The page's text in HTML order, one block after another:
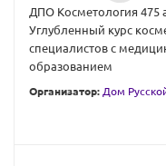
ДПО Косметология 475
Углубленный курс
специалистов с
образованием
Организатор: Дом